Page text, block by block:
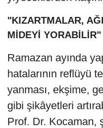
"KIZARTMALAR,
MİDEYİ YORABİLİR"
Ramazan ayında
hatalarının reflüyü
yanması, ekşime,
gibi şikâyetleri
Prof. Dr. Kocaman,